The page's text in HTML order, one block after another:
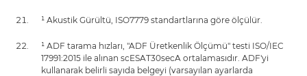
¹ Akustik Gürültü, ISO7779 standartlarına göre ölçülür.
¹ ADF tarama hızları, "ADF Üretkenlik Ölçümü" testi ISO/IEC
17991:2015 ile alınan scESAT30secA ortalamasıdır. ADF'yi
kullanarak belirli sayıda belgeyi (varsayılan ayarlarda